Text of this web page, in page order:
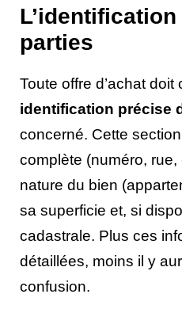
parties
Toute offre d’achat
identification précise
concerné. Cette
complète (numéro,
nature du bien
sa superficie et, si
cadastrale. Plus ces
détaillées, moins il y
confusion.